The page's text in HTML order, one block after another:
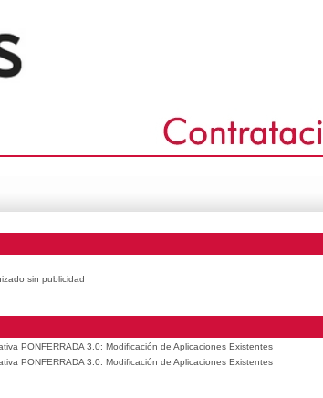
sin publicidad
PONFERRADA 3.0: Modificación de Aplicaciones Existentes
PONFERRADA 3.0: Modificación de Aplicaciones Existentes